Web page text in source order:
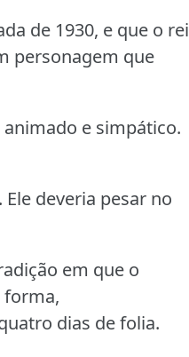
de 1930, e que o rei
personagem que
e simpático.
Ele deveria pesar no
em que o
forma,
dias de folia.